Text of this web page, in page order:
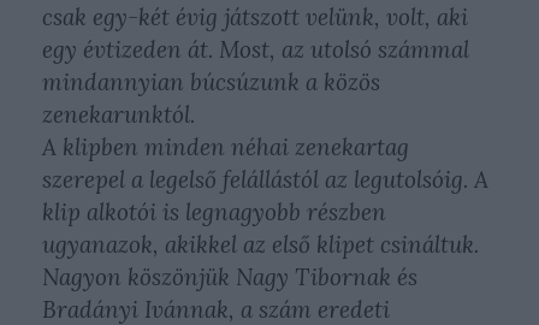
csak egy-két évig játszott velünk, volt, aki
egy évtizeden át. Most, az utolsó számmal
mindannyian búcsúzunk a közös
zenekarunktól.
A klipben minden néhai zenekartag
szerepel a legelső felállástól az legutolsóig. A
klip alkotói is legnagyobb részben
ugyanazok, akikkel az első klipet csináltuk.
Nagyon köszönjük Nagy Tibornak és
Bradányi Ivánnak, a szám eredeti